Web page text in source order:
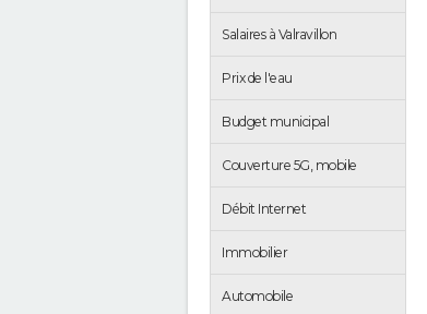
Salaires à Valravillon
Prix de l'eau
Budget municipal
Couverture 5G, mobile
Débit Internet
Immobilier
Automobile